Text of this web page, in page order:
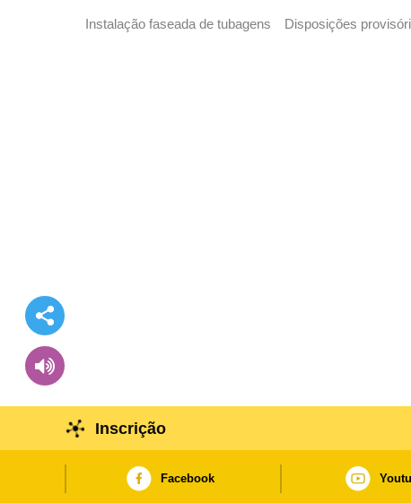
Instalação faseada de tubagens Disposições
Inscrição
Facebook